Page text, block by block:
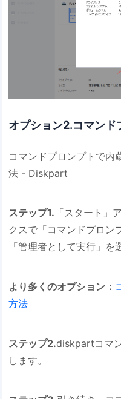
オプション2.コマンド
コマンドプロンプトで内
法 - Diskpart
ステップ1. 「スタート」
クスで「コマンドプロン
「管理者として実行」を
より多くのオプション：
方法
ステップ2.diskpartコマ
します。